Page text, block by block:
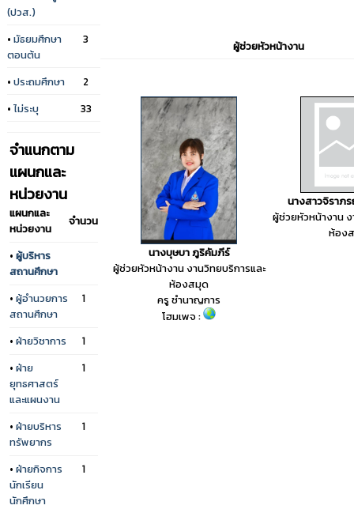
(ปวส.)
• มัธยมศึกษา
ตอนต้น
3
• ประถมศึกษา
2
• ไม่ระบุ 33
จำแนกตาม
แผนกและ
หน่วยงาน
แผนกและ
หน่วยงาน
จำนวน
• ผู้บริหาร
สถานศึกษา
• ผู้อำนวยการ
สถานศึกษา
1
• ฝ่ายวิชาการ
1
• ฝ่าย
ยุทธศาสตร์
และแผนงาน
1
• ฝ่ายบริหาร
ทรัพยากร
1
• ฝ่ายกิจการ
นักเรียน
นักศึกษา
1
ผู้ช่วยหัวหน้างาน
นางบุษบา ภูริคัมภีร์
ผู้ช่วยหัวหน้างาน งานวิทยบริการและ
ห้องสมุด
ครู ชำนาญการ
โฮมเพจ :
นางสาวจิราภ
ผู้ช่วยหัวหน้างาน
ห้อง